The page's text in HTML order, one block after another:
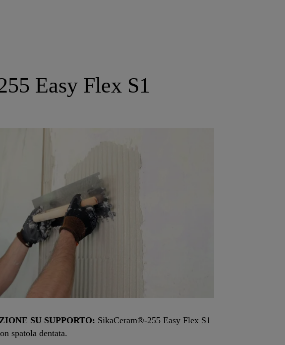
Easy Flex S1
SU SUPPORTO: SikaCeram®-255 Easy Flex S1
spatola dentata.